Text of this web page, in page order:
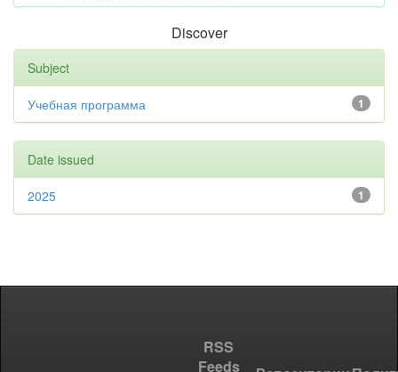
Discover
Subject
1
Учебная программа
Date issued
1
2025
RSS
Feeds